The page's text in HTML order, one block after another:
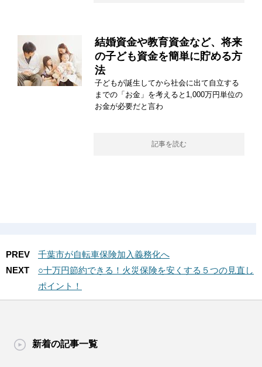
結婚資金や教育資金など、将来
の子ども資金を簡単に貯める方
法
子どもが誕生してから社会に出て自立する
までの「お金」を考えると1,000万円単位の
お金が必要だと言わ
記事を読む
PREV
千葉市が自転車保険加入義務化へ
NEXT
○十万円節約できる！火災保険を安くする５つの見直し
ポイント！
新着の記事一覧